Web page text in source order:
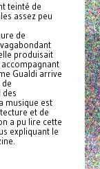
teinté de
assez peu
de
produisait
Gualdi arrive
des
musique est
et de
a pu lire cette
expliquant le